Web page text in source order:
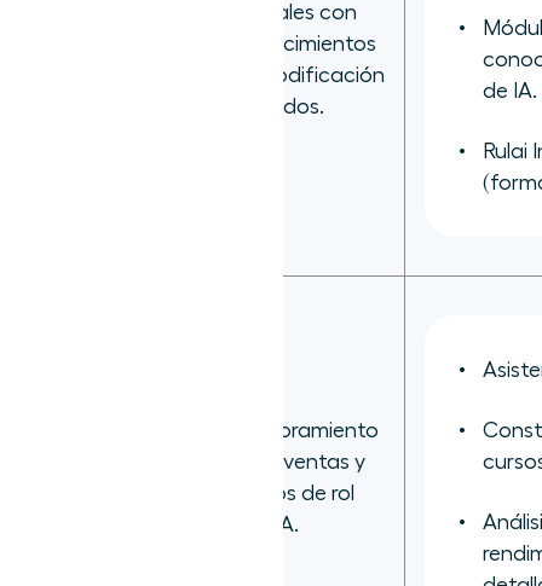
virtuales con
conocimientos
de codificación
limitados.
de IA.
Rulai
Asesoramiento
para ventas y
juegos de rol
con IA.